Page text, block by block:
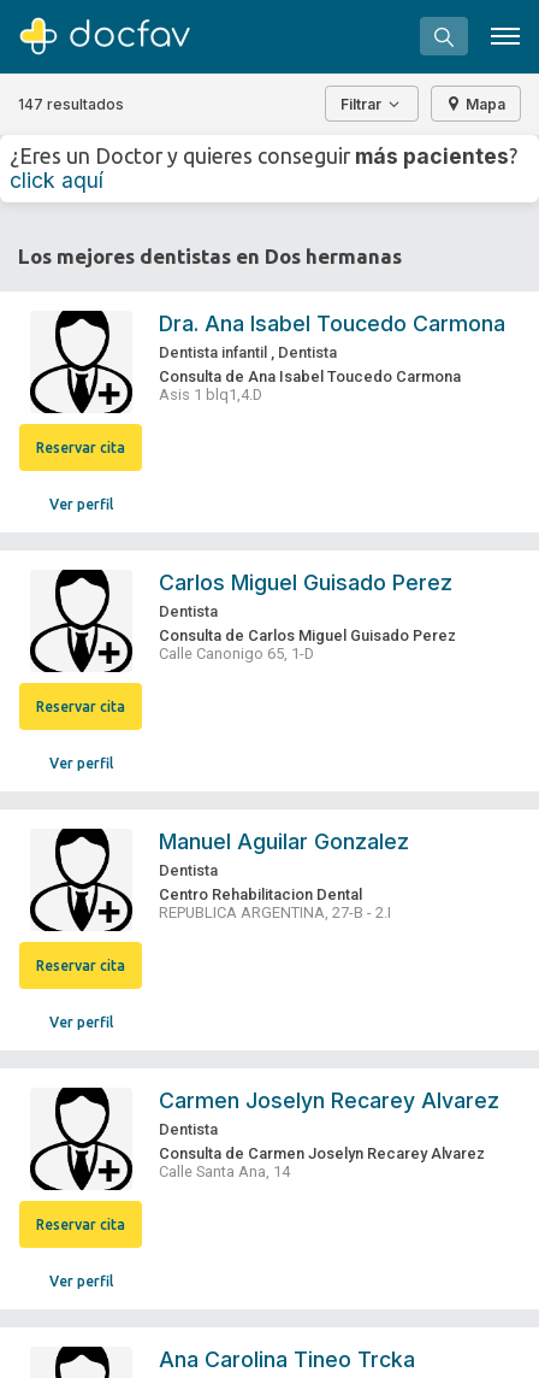
Software para clínicas
¿Eres un doctor?
147 resultados Filtrar Mapa
¿Eres un Doctor y quieres conseguir más pacientes?
click aquí
Los mejores dentistas en Dos hermanas
Ver perfil
Reservar cita
Dra.Ana Isabel Toucedo Carmona
Dentista infantil , Dentista
Consulta de Ana Isabel Toucedo Carmona
Asis 1 blq1,4.D
Ver perfil
Reservar cita
Carlos Miguel Guisado Perez
Dentista
Consulta de Carlos Miguel Guisado Perez
Calle Canonigo 65, 1-D
Ver perfil
Reservar cita
Manuel Aguilar Gonzalez
Dentista
Centro Rehabilitacion Dental
REPUBLICA ARGENTINA, 27-B - 2.I
Ver perfil
Reservar cita
Carmen Joselyn Recarey Alvarez
Dentista
Consulta de Carmen Joselyn Recarey Alvarez
Calle Santa Ana, 14
Ana Carolina Tineo Trcka
+ −
⇧
»
©OpenStreetMapcontributors.